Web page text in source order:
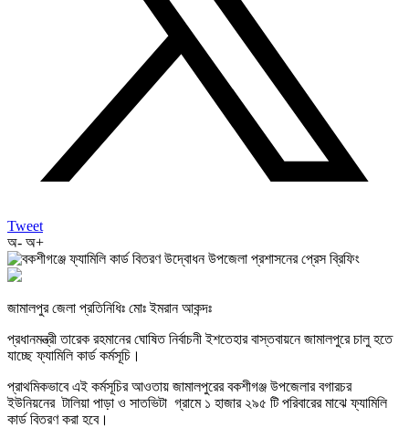
Tweet
অ- অ+
জামালপুর জেলা প্রতিনিধিঃ মোঃ ইমরান আকন্দঃ
প্রধানমন্ত্রী তারেক রহমানের ঘোষিত নির্বাচনী ইশতেহার বাস্তবায়নে জামালপুরে চালু হতে
যাচ্ছে ফ্যামিলি কার্ড কর্মসূচি।
প্রাথমিকভাবে এই কর্মসূচির আওতায় জামালপুরের বকশীগঞ্জ উপজেলার বগারচর
ইউনিয়নের টালিয়া পাড়া ও সাতভিটা গ্রামে ১ হাজার ২৯৫ টি পরিবারের মাঝে ফ্যামিলি
কার্ড বিতরণ করা হবে।